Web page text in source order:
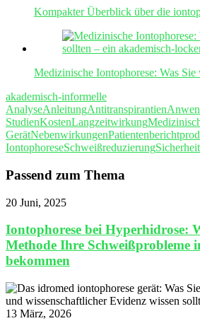
Kompakter Überblick über die
Medizinische Iontophorese: Was
akademisch-informelle
AnalyseAnleitungAntitranspirantien
StudienKostenLangzeitwirkung
GerätNebenwirkungenPatientenbericht
IontophoreseSchweißreduzierungSicherheit
Passend zum Thema
20 Juni, 2025
Iontophorese bei Hyperhidrose:
Methode Ihre Schweißprobleme
bekommen
13 März, 2026